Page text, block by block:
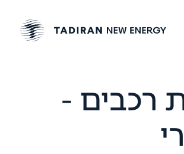
רכבים -